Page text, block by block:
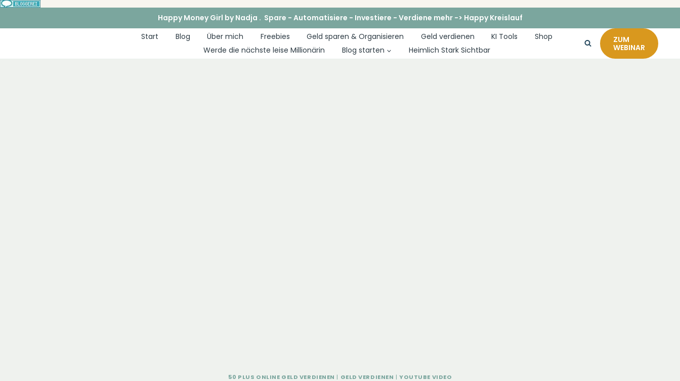
Inhalt
Happy Money Girl by Nadja . Spare - Automatisiere - Investiere - Verdiene mehr -> Happy Kreislauf
Start
Blog Über mich Freebies Geld sparen & Organisieren Geld verdienen KI Tools
Shop
Werde die nächste leise Millionärin
Blog starten Heimlich Stark Sichtbar
ZUM
WEBINAR
50 PLUS ONLINE GELD VERDIENEN | GELD VERDIENEN |YOUTUBE VIDEO